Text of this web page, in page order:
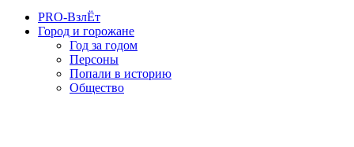
PRO-ВзлЁт
Город и горожане
Год за годом
Персоны
Попали в историю
Общество